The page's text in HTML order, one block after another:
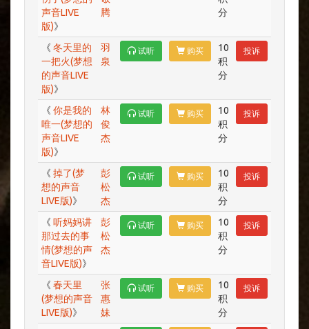
声音LIVE
版)》
腾
分
《 冬天里的
一把火(梦想
的声音LIVE
版)》
羽
泉
试听 购买
10
积
分
投诉
《 你是我的
唯一(梦想的
声音LIVE
版)》
林
俊
杰
试听 购买
10
积
分
投诉
《 掉了(梦
想的声音
LIVE版)》
彭
松
杰
试听 购买
10
积
分
投诉
《 听妈妈讲
那过去的事
情(梦想的声
音LIVE版)》
彭
松
杰
试听 购买
10
积
分
投诉
《 春天里
(梦想的声音
LIVE版)》
张
惠
妹
试听 购买
10
积
分
投诉